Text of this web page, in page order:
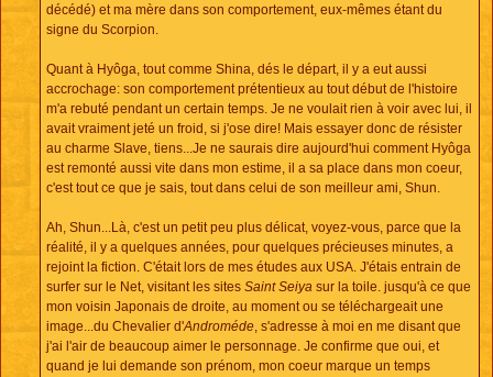
décédé) et ma mère dans son comportement, eux-mêmes étant du
signe du Scorpion.
Quant à Hyôga, tout comme Shina, dés le départ, il y a eut aussi
accrochage: son comportement prétentieux au tout début de l'histoire
m'a rebuté pendant un certain temps. Je ne voulait rien à voir avec lui, il
avait vraiment jeté un froid, si j'ose dire! Mais essayer donc de résister
au charme Slave, tiens...Je ne saurais dire aujourd'hui comment Hyôga
est remonté aussi vite dans mon estime, il a sa place dans mon coeur,
c'est tout ce que je sais, tout dans celui de son meilleur ami, Shun.
Ah, Shun...Là, c'est un petit peu plus délicat, voyez-vous, parce que la
réalité, il y a quelques années, pour quelques précieuses minutes, a
rejoint la fiction. C'était lors de mes études aux USA. J'étais entrain de
surfer sur le Net, visitant les sites Saint Seiya sur la toile. jusqu'à ce que
mon voisin Japonais de droite, au moment ou se téléchargeait une
image...du Chevalier d'Androméde, s'adresse à moi en me disant que
j'ai l'air de beaucoup aimer le personnage. Je confirme que oui, et
quand je lui demande son prénom, mon coeur marque un temps